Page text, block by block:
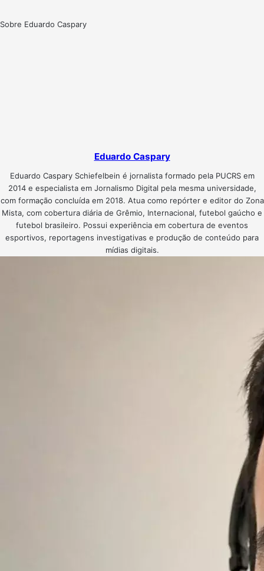
Sobre Eduardo Caspary
Eduardo Caspary
Eduardo Caspary Schiefelbein é jornalista formado pela PUCRS em
2014 e especialista em Jornalismo Digital pela mesma universidade,
com formação concluída em 2018. Atua como repórter e editor do Zona
Mista, com cobertura diária de Grêmio, Internacional, futebol gaúcho e
futebol brasileiro. Possui experiência em cobertura de eventos
esportivos, reportagens investigativas e produção de conteúdo para
mídias digitais.